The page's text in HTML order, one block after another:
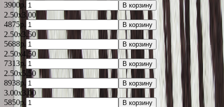
3900р.
В корзину
2.50x3.00
4875р.
В корзину
2.50x3.50
5688р.
В корзину
2.50x4.50
7313р.
В корзину
2.50x5.50
8938р.
В корзину
3.00x3.00
5850р.
В корзину